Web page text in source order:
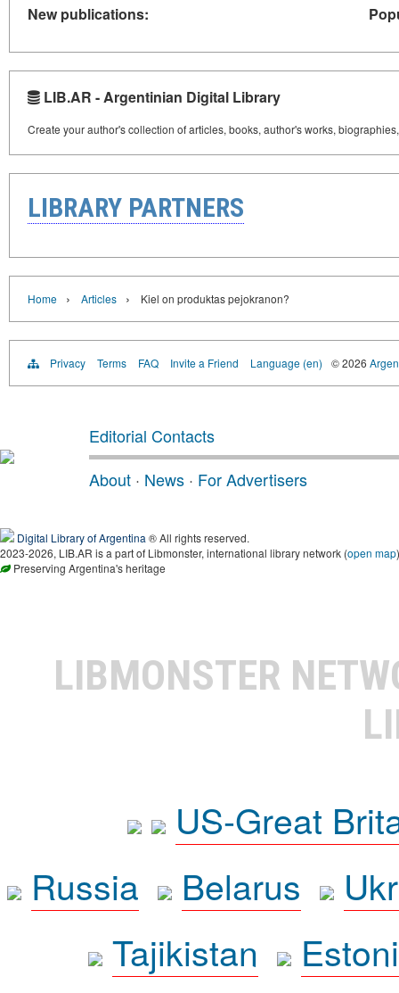
New publications:
LIB.AR - Argentinian Digital Library
Create your author's collection of articles, books, author's works,
LIBRARY PARTNERS
Home › Articles › Kiel on produktas pejokranon?
Privacy Terms FAQ Invite a Friend Language (en) © 2026
Editorial Contacts
About · News · For Advertisers
Digital Library of Argentina ® All rights reserved.
2023-2026, LIB.AR is a part of Libmonster, international library network (open map)
Preserving Argentina's heritage
LIBMONSTER
US-Great
Russia
Belarus
Tajikistan